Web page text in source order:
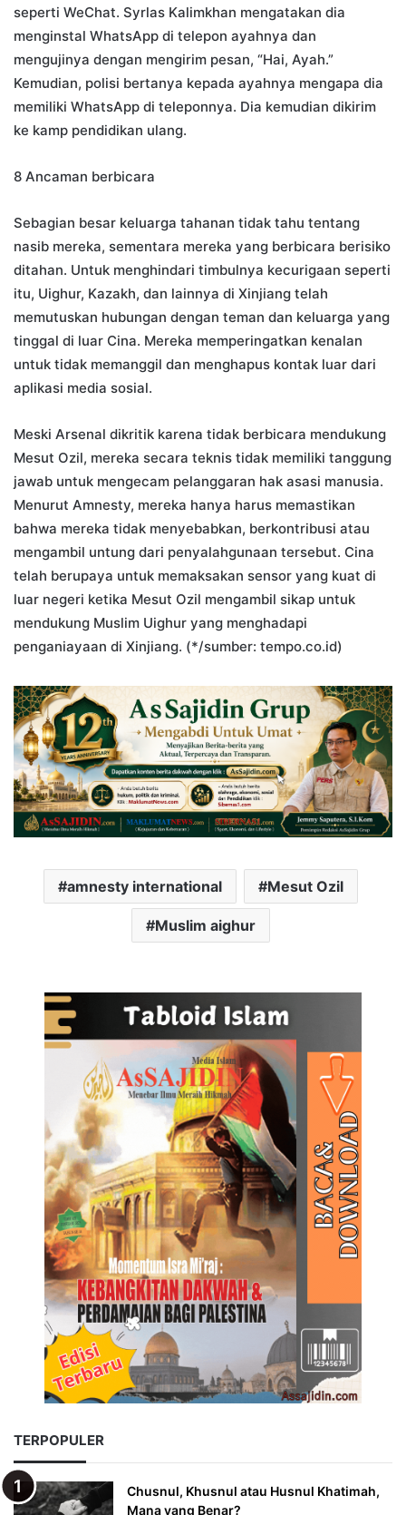
seperti WeChat. Syrlas Kalimkhan mengatakan dia
menginstal WhatsApp di telepon ayahnya dan
mengujinya dengan mengirim pesan, “Hai, Ayah.”
Kemudian, polisi bertanya kepada ayahnya mengapa dia
memiliki WhatsApp di teleponnya. Dia kemudian dikirim
ke kamp pendidikan ulang.
8 Ancaman berbicara
Sebagian besar keluarga tahanan tidak tahu tentang
nasib mereka, sementara mereka yang berbicara berisiko
ditahan. Untuk menghindari timbulnya kecurigaan seperti
itu, Uighur, Kazakh, dan lainnya di Xinjiang telah
memutuskan hubungan dengan teman dan keluarga yang
tinggal di luar Cina. Mereka memperingatkan kenalan
untuk tidak memanggil dan menghapus kontak luar dari
aplikasi media sosial.
Meski Arsenal dikritik karena tidak berbicara mendukung
Mesut Ozil, mereka secara teknis tidak memiliki tanggung
jawab untuk mengecam pelanggaran hak asasi manusia.
Menurut Amnesty, mereka hanya harus memastikan
bahwa mereka tidak menyebabkan, berkontribusi atau
mengambil untung dari penyalahgunaan tersebut. Cina
telah berupaya untuk memaksakan sensor yang kuat di
luar negeri ketika Mesut Ozil mengambil sikap untuk
mendukung Muslim Uighur yang menghadapi
penganiayaan di Xinjiang. (*/sumber: tempo.co.id)
amnesty international Mesut Ozil
Muslim aighur
TERPOPULER
Chusnul, Khusnul atau Husnul Khatimah,
Mana yang Benar?